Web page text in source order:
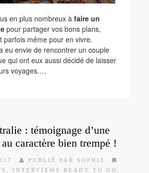
en plus nombreux àfaire un
pour partager vos bons plans,
parfois même pour en vivre.
eu envie de rencontrer un couple
qui ont eux aussi décidé de laisser
voyages.…
: témoignage d’une
caractère bien trempé !
PUBLIÉ PAR SOPHIE
, INTERVIEWS READY TO GO ,